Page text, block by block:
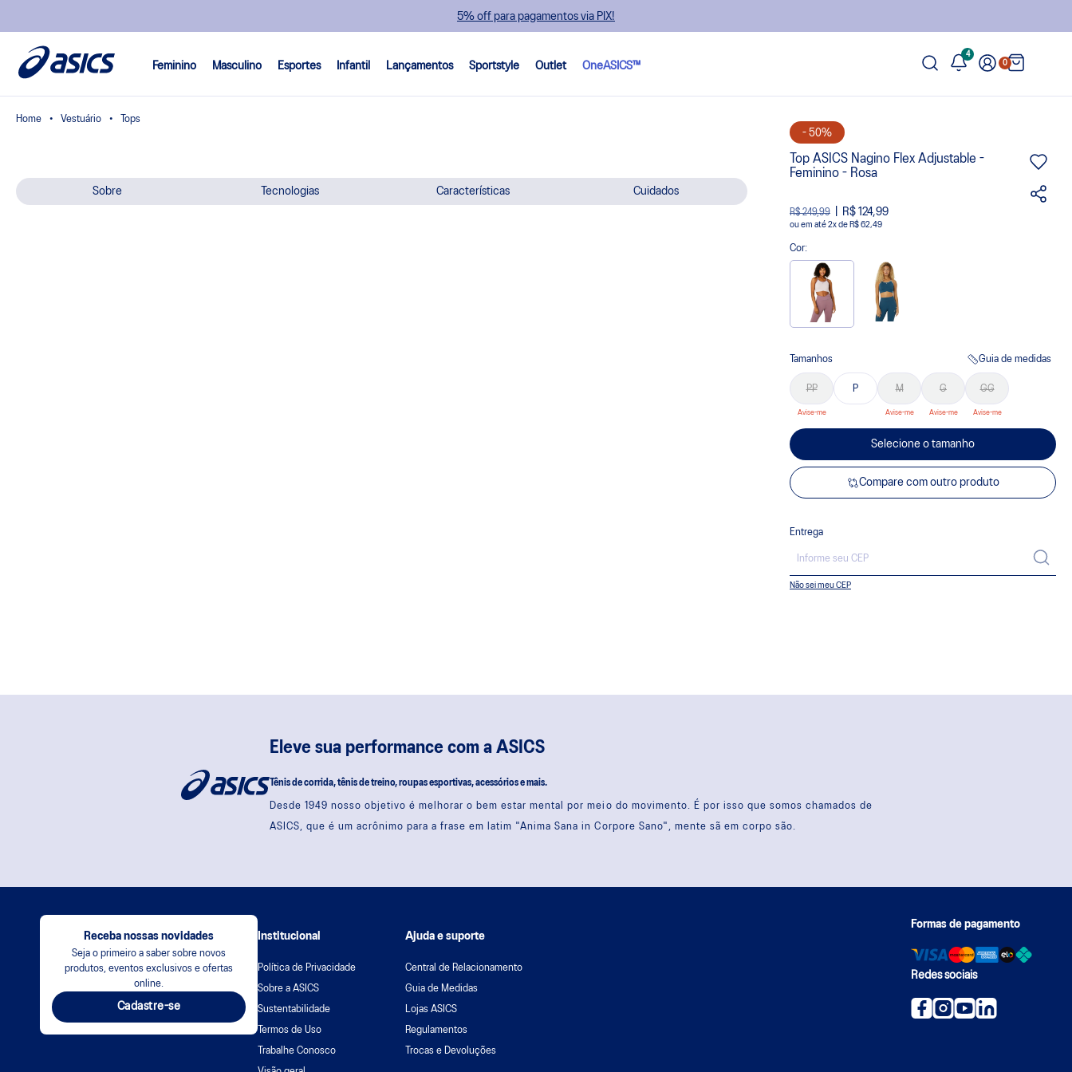
5% off para pagamentos via PIX!
Feminino Masculino Esportes Infantil Lançamentos Sportstyle Outlet OneASICS™
4
0
Vestuário Tops
Sobre Tecnologias Características Cuidados
- 50%
Top ASICS Nagino Flex Adjustable -
Feminino - Rosa
R$ 249,99 R$ 124,99
ou 2x de R$ 62,49
Cor:
Tamanhos Guia de medidas
PP P M G GG
Selecione o tamanho
Compare com outro produto
Entrega
Não sei meu CEP
Eleve sua performance com a ASICS
Tênis de corrida, tênis de treino, roupas esportivas, acessórios e mais.
Desde 1949 nosso objetivo é melhorar o bem estar mental por meio do movimento. É por isso que somos chamados de
ASICS, que é um acrônimo para a frase em latim "Anima Sana in Corpore Sano", mente sã em corpo são.
Receba nossas novidades
Seja o primeiro a saber sobre novos
produtos, eventos exclusivos e ofertas
online.
Cadastre-se
Institucional
Política de Privacidade
Sobre a ASICS
Sustentabilidade
Termos de Uso
Trabalhe Conosco
Ajuda e suporte
Central de Relacionamento
Guia de Medidas
Lojas ASICS
Regulamentos
Trocas e Devoluções
Formas de pagamento
Redes sociais